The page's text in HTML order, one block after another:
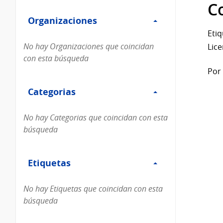
Organizaciones
Organizaciones
No hay Organizaciones que coincidan
con esta búsqueda
Categorias
Categorias
No hay Categorias que coincidan con esta
búsqueda
Etiquetas
Etiquetas
No hay Etiquetas que coincidan con esta
búsqueda